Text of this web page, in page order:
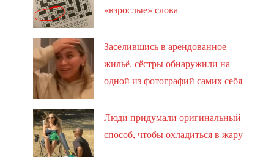
«взрослые» слова
Заселившись в арендованное
жильё, сёстры обнаружили на
одной из фотографий самих себя
Люди придумали оригинальный
способ, чтобы охладиться в жару